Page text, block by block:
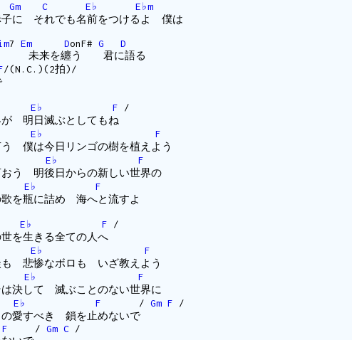
Gm C E♭
E♭m
に それでも名前をつけるよ 僕は
7 Em DonF# G
D
未来を纏う 君に語る
/(N.C.)(2拍)/
E♭ F /
明日滅ぶとしてもね
E♭
F
僕は今日リンゴの樹を植えよう
E♭
F
う 明後日からの新しい世界の
E♭
F
を瓶に詰め 海へと流すよ
E♭ F /
を生きる全ての人へ
E♭
F
悲惨なボロも いざ教えよう
E♭
F
決して 滅ぶことのない世界に
E♭ F / Gm F /
愛すべき 鎖を止めないで
F / Gm C /